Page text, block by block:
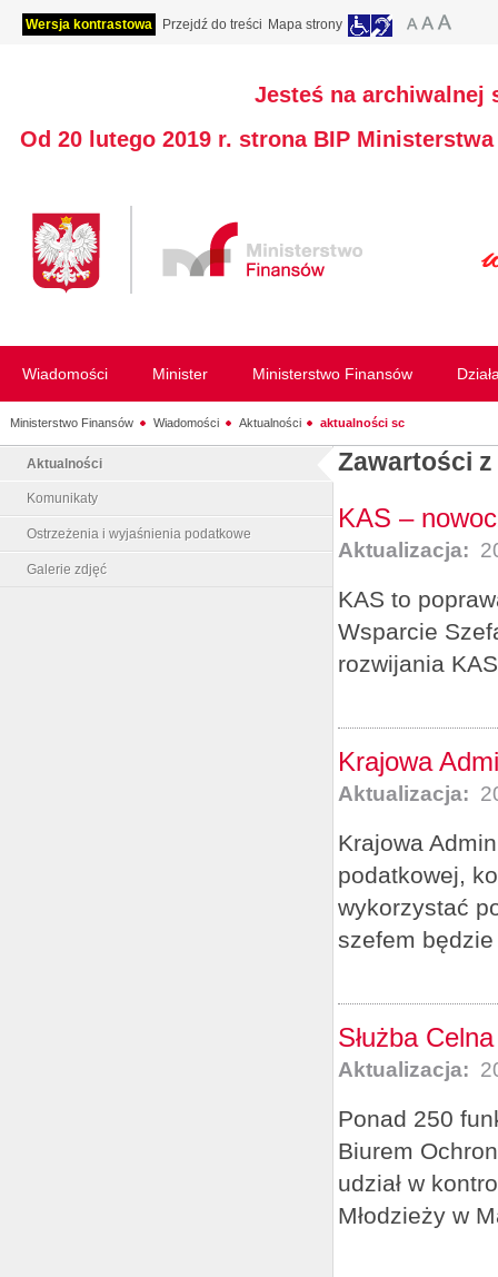
Wersja kontrastowa Przejdź do treści Mapa strony
Jesteś na archiwalnej
Od 20 lutego 2019 r. strona BIP
Wiadomości Minister Ministerstwo Finansów
Ministerstwo Finansów Wiadomości Aktualności aktualności sc
Aktualności
Komunikaty
Ostrzeżenia i wyjaśnienia podatkowe
Galerie zdjęć
Zawartości
KAS –
Aktualizacja:
KAS to
Wsparcie
rozwijania
Krajowa
Aktualizacja:
Krajowa
podatkowej,
wykorzystać
szefem
Służba
Aktualizacja:
Ponad 250
Biurem
udział w
Młodzieży w